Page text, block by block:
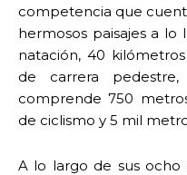
competencia que
hermosos paisajes a lo
natación, 40
de carrera
comprende 750
de ciclismo y 5 mil
A lo largo de sus ocho